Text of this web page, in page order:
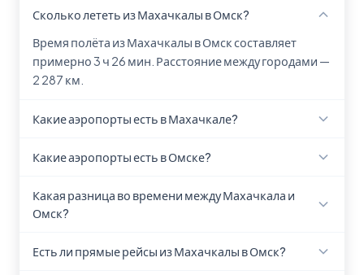
Сколько лететь из Махачкалы в Омск?
Время полёта из Махачкалы в Омск составляет
примерно 3 ч 26 мин. Расстояние между городами —
2 287 км.
Какие аэропорты есть в Махачкале?
(MCX).
Какие аэропорты есть в Омске?
(OMS).
Какая разница во времени между Махачкала и
Омск?
составляет 3 часа. В Омске время опережает на 3 ч.
Есть ли прямые рейсы из Махачкалы в Омск?